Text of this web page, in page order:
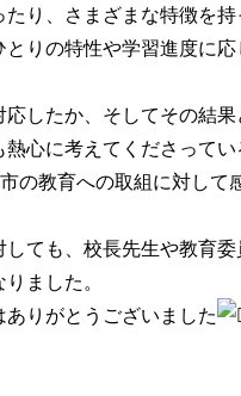
り、さまざまな特徴を持
りの特性や学習進度に
したか、そしてその結
心に考えてくださって
の教育への取組に対して
ても、校長先生や教育委
ました。
りがとうございました